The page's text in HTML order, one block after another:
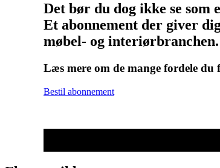
Det bør du dog ikke se som
Et abonnement der giver
møbel- og interiørbranchen.
Læs mere om de mange fordele
Bestil abonnement